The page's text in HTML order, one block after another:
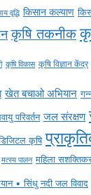
वृद्धि किसान कल्याण
कृषि तकनीक
कृषि विकास कृषि विज्ञान केंद्र
खेत बचाओ अभियान
परिवर्तन जल संरक्षण
कृषि
मत्स्य पालन महिला
• सिंधु नदी जल विवाद